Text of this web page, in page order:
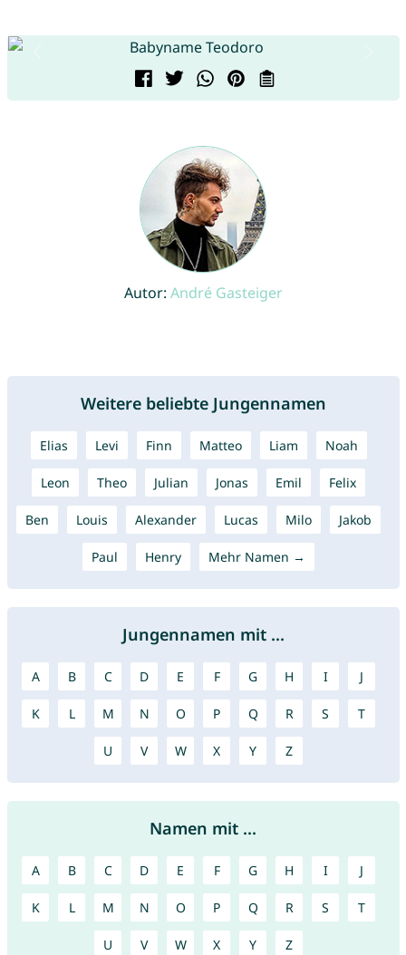
Autor: André Gasteiger
Weitere beliebte Jungennamen
Elias Levi Finn Matteo Liam Noah
Leon Theo Julian Jonas Emil Felix
Ben Louis Alexander Lucas Milo Jakob
Paul Henry Mehr Namen →
Jungennamen mit ...
A B C D E F G H I J
K L M N O P Q R S T
U V W X Y Z
Namen mit ...
A B C D E F G H I J
K L M N O P Q R S T
U V W X Y Z